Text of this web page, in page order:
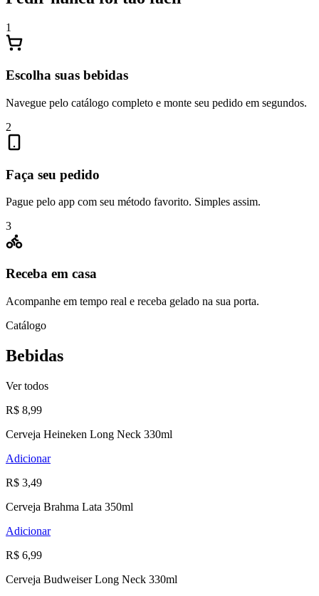
1
Escolha suas bebidas
Navegue pelo catálogo completo e monte seu pedido em segundos.
2
Faça seu pedido
Pague pelo app com seu método favorito. Simples assim.
3
Receba em casa
Acompanhe em tempo real e receba gelado na sua porta.
Catálogo
Bebidas
Ver todos
R$ 8,99
Cerveja Heineken Long Neck 330ml
Adicionar
R$ 3,49
Cerveja Brahma Lata 350ml
Adicionar
R$ 6,99
Cerveja Budweiser Long Neck 330ml